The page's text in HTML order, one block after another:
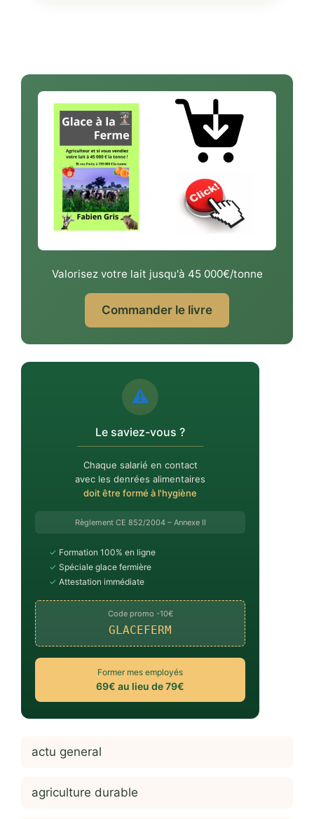
Valorisez votre lait jusqu'à 45 000€/tonne
Commander le livre
⚠️
Le saviez-vous ?
Chaque salarié en contact
avec les denrées alimentaires
doit être formé à l'hygiène
Règlement CE 852/2004 – Annexe II
✓ Formation 100% en ligne
✓ Spéciale glace fermière
✓ Attestation immédiate
Code promo -10€
GLACEFERM
Former mes employés
69€ au lieu de 79€
actu general
agriculture durable